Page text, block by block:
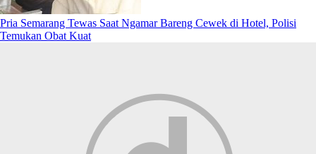
Pria Semarang Tewas Saat Ngamar Bareng Cewek di Hotel, Polisi
Temukan Obat Kuat